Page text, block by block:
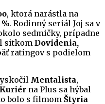
, ktorá narástla na
Rodinný seriál Joj sa v
sedmičky, prípadne
sitkom Dovidenia,
ratingov s podielom
Mentalista,
Kuriér na Plus sa hýbal
bolo s filmom Štyria